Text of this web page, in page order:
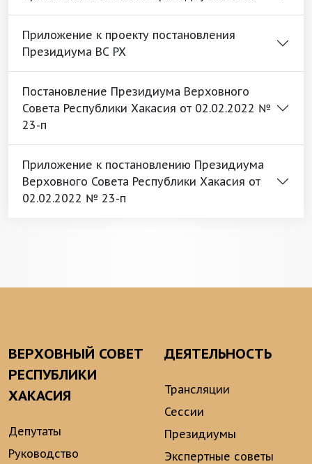
Приложение к проекту постановления
Президиума ВС РХ
Постановление Президиума Верховного
Совета Республики Хакасия от 02.02.2022 №
23-п
Приложение к постановлению Президиума
Верховного Совета Республики Хакасия от
02.02.2022 № 23-п
ВЕРХОВНЫЙ СОВЕТ
РЕСПУБЛИКИ
ХАКАСИЯ
Депутаты
Руководство
ДЕЯТЕЛЬНОСТЬ
Трансляции
Сессии
Президиумы
Экспертные советы